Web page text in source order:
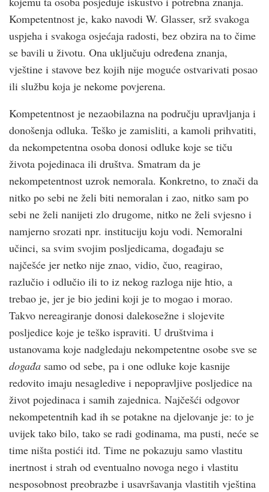
Kompetentnost je, kako navodi W. Glasser, srž svakoga
uspjeha i svakoga osjećaja radosti, bez obzira na to čime
se bavili u životu. Ona uključuju određena znanja,
vještine i stavove bez kojih nije moguće ostvarivati posao
ili službu koja je nekome povjerena.
Kompetentnost je nezaobilazna na području upravljanja i
donošenja odluka. Teško je zamisliti, a kamoli prihvatiti,
da nekompetentna osoba donosi odluke koje se tiču
života pojedinaca ili društva. Smatram da je
nekompetentnost uzrok nemorala. Konkretno, to znači da
nitko po sebi ne želi biti nemoralan i zao, nitko sam po
sebi ne želi nanijeti zlo drugome, nitko ne želi svjesno i
namjerno srozati npr. instituciju koju vodi. Nemoralni
učinci, sa svim svojim posljedicama, događaju se
najčešće jer netko nije znao, vidio, čuo, reagirao,
razlučio i odlučio ili to iz nekog razloga nije htio, a
trebao je, jer je bio jedini koji je to mogao i morao.
Takvo nereagiranje donosi dalekosežne i slojevite
posljedice koje je teško ispraviti. U društvima i
ustanovama koje nadgledaju nekompetentne osobe sve se
događa samo od sebe, pa i one odluke koje kasnije
redovito imaju nesagledive i nepopravljive posljedice na
život pojedinaca i samih zajednica. Najčešći odgovor
nekompetentnih kad ih se potakne na djelovanje je: to je
uvijek tako bilo, tako se radi godinama, ma pusti, neće se
time ništa postići itd. Time ne pokazuju samo vlastitu
inertnost i strah od eventualno novoga nego i vlastitu
nesposobnost preobrazbe i usavršavanja vlastitih vještina